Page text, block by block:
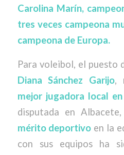
Carolina Marín,
tres veces campeona
campeona de Europa.
Para voleibol, el puesto
Diana Sánchez Garijo,
mejor jugadora local
disputada en Albacete,
mérito deportivo en la
con sus equipos ha